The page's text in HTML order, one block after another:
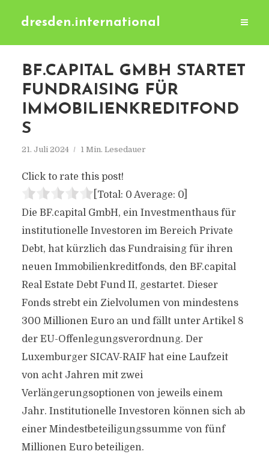
dresden.international
BF.CAPITAL GMBH STARTET
FUNDRAISING FÜR
IMMOBILIENKREDITFOND
S
21. Juli 2024 1 Min. Lesedauer
Click to rate this post!
[Total: 0 Average: 0]
Die BF.capital GmbH, ein Investmenthaus für
institutionelle Investoren im Bereich Private
Debt, hat kürzlich das Fundraising für ihren
neuen Immobilienkreditfonds, den BF.capital
Real Estate Debt Fund II, gestartet. Dieser
Fonds strebt ein Zielvolumen von mindestens
300 Millionen Euro an und fällt unter Artikel 8
der EU-Offenlegungsverordnung. Der
Luxemburger SICAV-RAIF hat eine Laufzeit
von acht Jahren mit zwei
Verlängerungsoptionen von jeweils einem
Jahr. Institutionelle Investoren können sich ab
einer Mindestbeteiligungssumme von fünf
Millionen Euro beteiligen.